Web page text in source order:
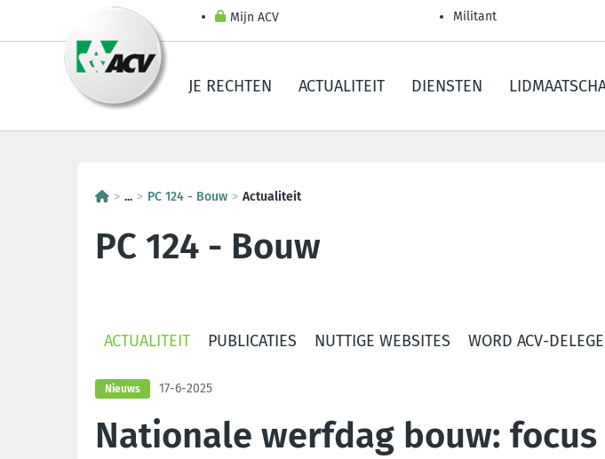
Mijn ACV Militant
JE RECHTEN ACTUALITEIT DIENSTEN
... PC 124 - Bouw Actualiteit
PC 124 - Bouw
ACTUALITEIT PUBLICATIES NUTTIGE WEBSITES WORD ACV-
Nieuws 17-6-2025
Nationale werfdag bouw: